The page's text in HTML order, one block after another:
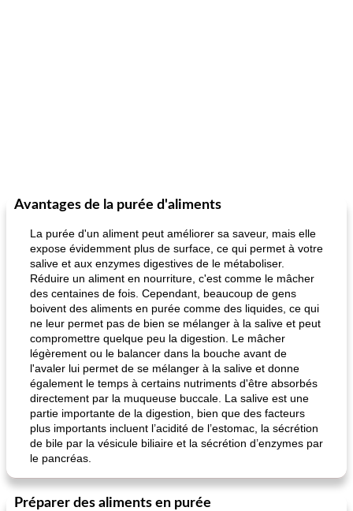
Avantages de la purée d'aliments
La purée d'un aliment peut améliorer sa saveur, mais elle
expose évidemment plus de surface, ce qui permet à votre
salive et aux enzymes digestives de le métaboliser.
Réduire un aliment en nourriture, c'est comme le mâcher
des centaines de fois. Cependant, beaucoup de gens
boivent des aliments en purée comme des liquides, ce qui
ne leur permet pas de bien se mélanger à la salive et peut
compromettre quelque peu la digestion. Le mâcher
légèrement ou le balancer dans la bouche avant de
l'avaler lui permet de se mélanger à la salive et donne
également le temps à certains nutriments d'être absorbés
directement par la muqueuse buccale. La salive est une
partie importante de la digestion, bien que des facteurs
plus importants incluent l’acidité de l’estomac, la sécrétion
de bile par la vésicule biliaire et la sécrétion d’enzymes par
le pancréas.
Préparer des aliments en purée